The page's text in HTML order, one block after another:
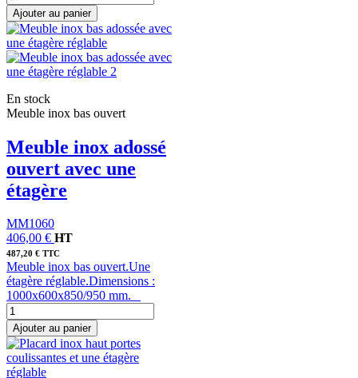
Ajouter au panier
En stock
Meuble inox bas ouvert
Meuble inox adossé
ouvert avec une
étagère
MM1060
406,00 € HT
487,20 € TTC
Meuble inox bas ouvert.Une
étagère réglable.Dimensions :
1000x600x850/950 mm.
Ajouter au panier